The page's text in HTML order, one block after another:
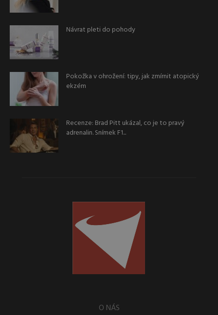
Návrat pleti do pohody
Pokožka v ohrožení: tipy, jak zmírnit atopický
ekzém
Recenze: Brad Pitt ukázal, co je to pravý
adrenalin. Snímek F1...
O NÁS